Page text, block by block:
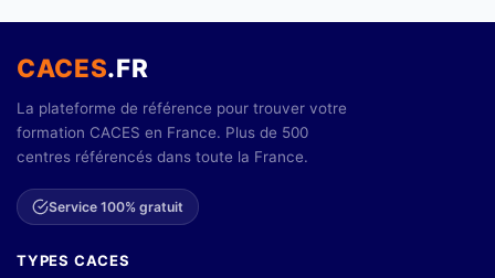
CACES.FR
La plateforme de référence pour trouver votre
formation CACES en France. Plus de 500
centres référencés dans toute la France.
Service 100% gratuit
TYPES CACES